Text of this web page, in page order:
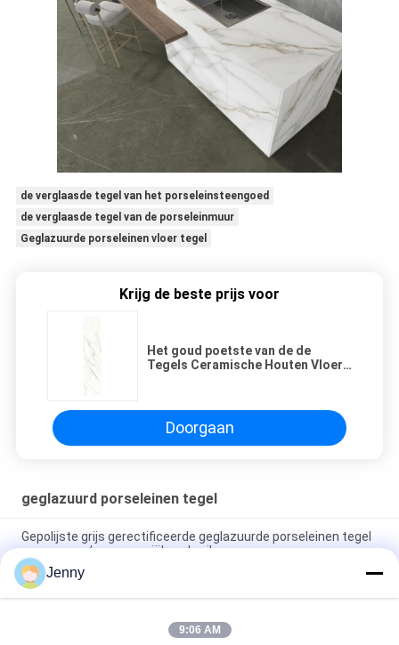
de verglaasde tegel van het porseleinsteengoed
de verglaasde tegel van de porseleinmuur
Geglazuurde porseleinen vloer tegel
Krijg de beste prijs voor
Het goud poetste van de de
Tegels Ceramische Houten Vloer
Doorgaan
geglazuurd porseleinen tegel
Gepolijste grijs gerectificeerde geglazuurde porseleinen tegel
voor woon- / commerciële gebruik
Glanzend geglazuurd gerectificeerd porseleinen tegel met
gepolijste afwerking lage wateropname PEI-classificatie 4
Wit geglazuurde tegelmachine Volledig lichaam Porseleinen
Jenny
9:06 AM